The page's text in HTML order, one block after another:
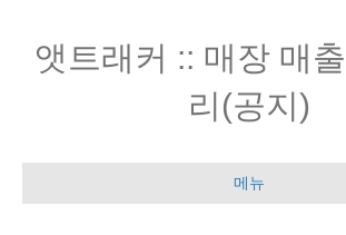
앳트래커 :: 매장 매
리(공지)
메뉴